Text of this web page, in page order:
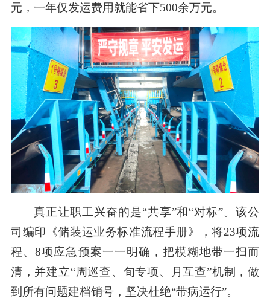
元，一年仅发运费用就能省下500余万元。
真正让职工兴奋的是“共享”和“对标”。该公
司编印《储装运业务标准流程手册》，将23项流
程、8项应急预案一一明确，把模糊地带一扫而
清，并建立“周巡查、旬专项、月互查”机制，做
到所有问题建档销号，坚决杜绝“带病运行”。